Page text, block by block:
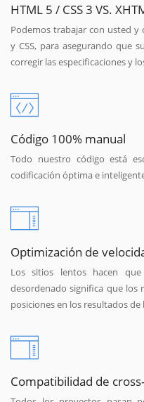
HTML 5 / CSS 3 VS.
Podemos trabajar con usted y
y CSS, para asegurando que
corregir las especificaciones y
Código 100% manual
Todo nuestro código está
codificación óptima e
Optimización de
Los sitios lentos hacen
desordenado significa que los
posiciones en los resultados de
Compatibilidad de